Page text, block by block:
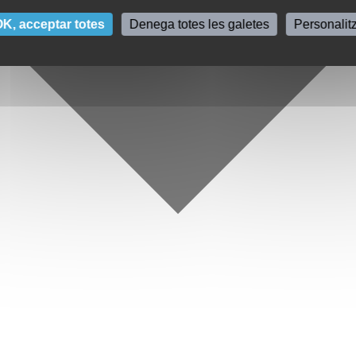
acceptar totes Denega totes les galetes